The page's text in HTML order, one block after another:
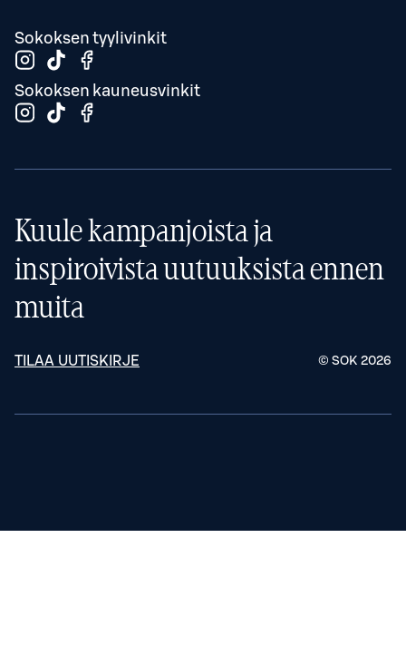
Sokoksen tyylivinkit
Sokoksen kauneusvinkit
Kuule kampanjoista ja
inspiroivista uutuuksista ennen
muita
TILAA UUTISKIRJE © SOK 2026